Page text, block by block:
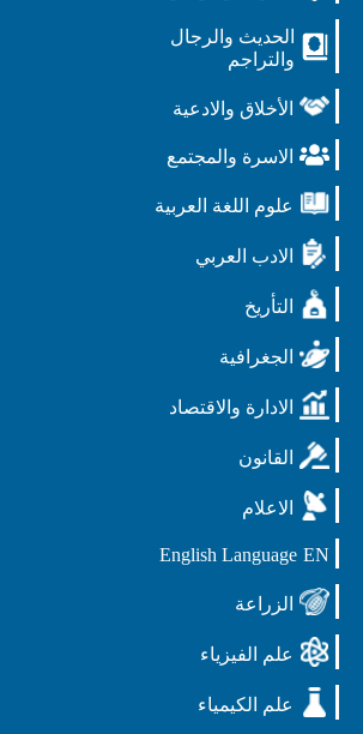
الحديث والرجال
والتراجم
الأخلاق والادعية
الاسرة والمجتمع
علوم اللغة العربية
الادب العربي
التأريخ
الجغرافية
الادارة والاقتصاد
القانون
الاعلام
EN
English Language
الزراعة
علم الفيزياء
علم الكيمياء